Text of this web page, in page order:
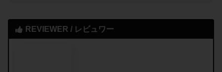
REVIEWER / レビュワー